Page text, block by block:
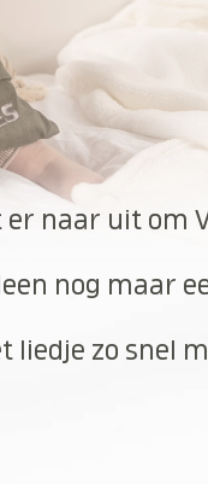
er naar uit om
nog maar
liedje zo snel